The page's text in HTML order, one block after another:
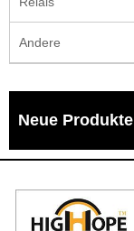
Andere
Neue Produkte